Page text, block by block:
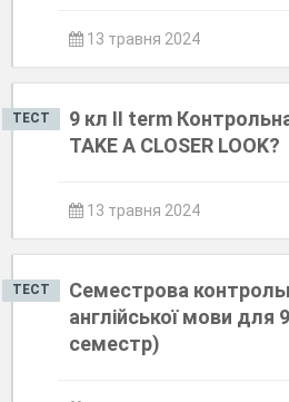
13 травня 2024
ТЕСТ
9 кл II term
TAKE A CLOSER LOOK?
13 травня 2024
ТЕСТ
Семестрова
англійської мови для 9
семестр)